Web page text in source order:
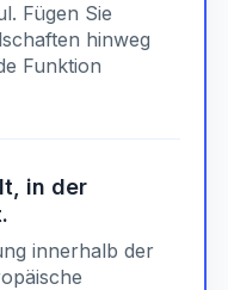
Fügen Sie
hinweg
Funktion
in der
innerhalb der